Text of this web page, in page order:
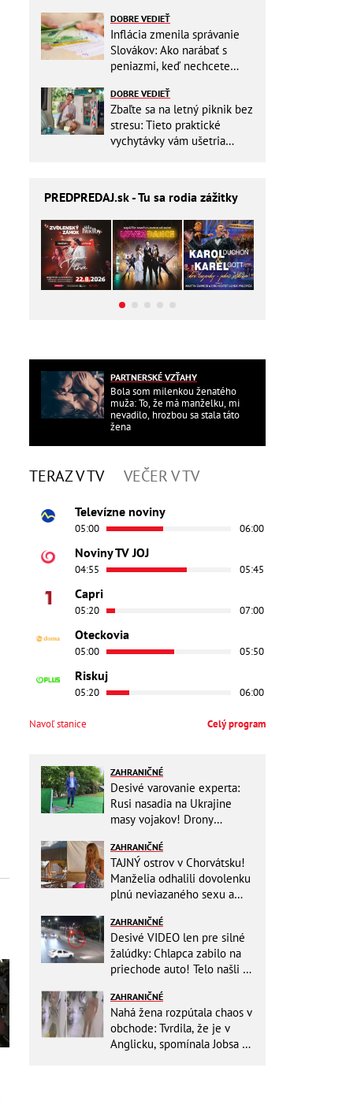
DOBRE VEDIEŤ
Inflácia zmenila správanie
Slovákov: Ako narábať s
peniazmi, keď nechcete
DOBRE VEDIEŤ
Zbaľte sa na letný piknik bez
stresu: Tieto praktické
vychytávky vám ušetria
PREDPREDAJ.sk - Tu sa rodia zážitky
PARTNERSKÉ VZŤAHY
Bola som milenkou ženatého
muža: To, že má manželku, mi
nevadilo, hrozbou sa stala táto
žena
TERAZ V TV VEČER V TV
Televízne noviny
05:00 06:00
Noviny TV JOJ
04:55 05:45
Capri
05:20 07:00
Oteckovia
05:00 05:50
Riskuj
05:20 06:00
Navoľ stanice Celý program
ZAHRANIČNÉ
Desivé varovanie experta:
Rusi nasadia na Ukrajine
masy vojakov! Drony
ZAHRANIČNÉ
TAJNÝ ostrov v Chorvátsku!
Manželia odhalili dovolenku
plnú neviazaného sexu a
ZAHRANIČNÉ
Desivé VIDEO len pre silné
žalúdky: Chlapca zabilo na
priechode auto! Telo našli o
ZAHRANIČNÉ
Nahá žena rozpútala chaos v
obchode: Tvrdila, že je v
Anglicku, spomínala Jobsa aj